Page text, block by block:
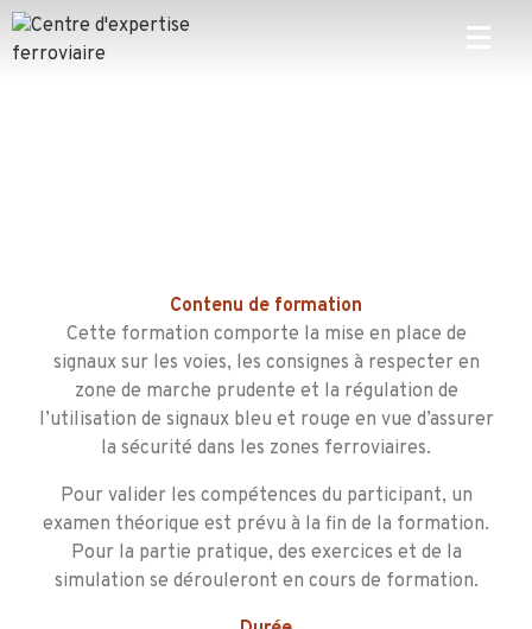
Contenu de formation
Cette formation comporte la mise en place de
signaux sur les voies, les consignes à respecter en
zone de marche prudente et la régulation de
l’utilisation de signaux bleu et rouge en vue d’assurer
la sécurité dans les zones ferroviaires.
Pour valider les compétences du participant, un
examen théorique est prévu à la fin de la formation.
Pour la partie pratique, des exercices et de la
simulation se dérouleront en cours de formation.